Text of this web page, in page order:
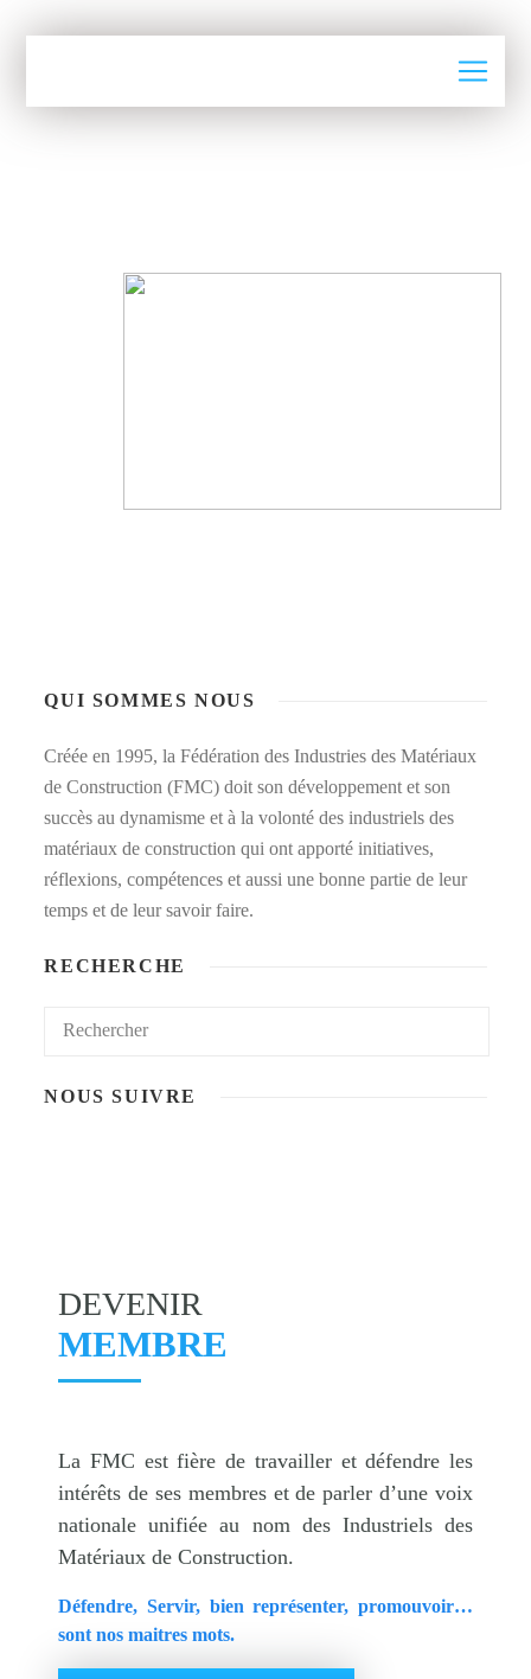
QUI SOMMES NOUS
Créée en 1995, la Fédération des Industries des Matériaux
de Construction (FMC) doit son développement et son
succès au dynamisme et à la volonté des industriels des
matériaux de construction qui ont apporté initiatives,
réflexions, compétences et aussi une bonne partie de leur
temps et de leur savoir faire.
RECHERCHE
NOUS SUIVRE
DEVENIR
MEMBRE
La FMC est fière de travailler et défendre les
intérêts de ses membres et de parler d’une voix
nationale unifiée au nom des Industriels des
Matériaux de Construction.
Défendre, Servir, bien représenter, promouvoir…
sont nos maitres mots.